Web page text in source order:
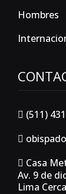
Hombres
(511)
Casa
Av. 9 de
Lima